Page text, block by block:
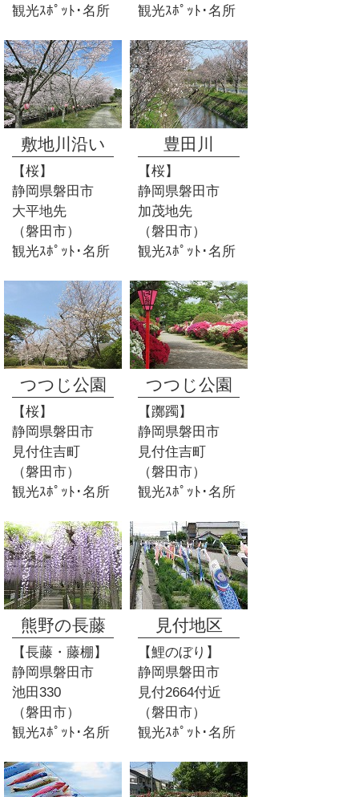
観光ｽﾎﾟｯﾄ･名所
観光ｽﾎﾟｯﾄ･名所
敷地川沿い
【桜】
静岡県磐田市
大平地先
（磐田市）
観光ｽﾎﾟｯﾄ･名所
豊田川
【桜】
静岡県磐田市
加茂地先
（磐田市）
観光ｽﾎﾟｯﾄ･名所
つつじ公園
【桜】
静岡県磐田市
見付住吉町
（磐田市）
観光ｽﾎﾟｯﾄ･名所
つつじ公園
【躑躅】
静岡県磐田市
見付住吉町
（磐田市）
観光ｽﾎﾟｯﾄ･名所
熊野の長藤
【長藤・藤棚】
静岡県磐田市
池田330
（磐田市）
観光ｽﾎﾟｯﾄ･名所
見付地区
【鯉のぼり】
静岡県磐田市
見付2664付近
（磐田市）
観光ｽﾎﾟｯﾄ･名所